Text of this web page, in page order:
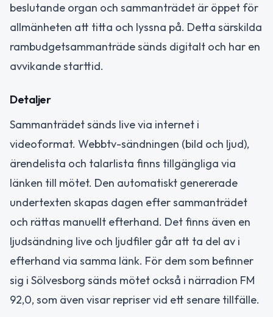
beslutande organ och sammanträdet är öppet för
allmänheten att titta och lyssna på. Detta särskilda
rambudgetsammanträde sänds digitalt och har en
avvikande starttid.
Detaljer
Sammanträdet sänds live via internet i
videoformat. Webbtv-sändningen (bild och ljud),
ärendelista och talarlista finns tillgängliga via
länken till mötet. Den automatiskt genererade
undertexten skapas dagen efter sammanträdet
och rättas manuellt efterhand. Det finns även en
ljudsändning live och ljudfiler går att ta del av i
efterhand via samma länk. För dem som befinner
sig i Sölvesborg sänds mötet också i närradion FM
92,0, som även visar repriser vid ett senare tillfälle.